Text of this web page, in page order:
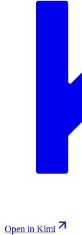
Open in Kimi